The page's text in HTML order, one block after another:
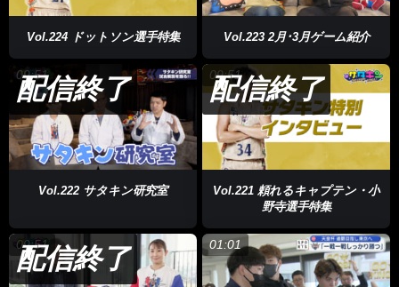
Vol.224 ドットソン選手特集 Vol.223 2月･3月ゲーム紹介
09:51
配信終了
Vol.222 サタキン研究室
09:51
配信終了
Vol.221 頼れるキャプテン・小
野寺選手特集
09:51
配信終了 01:01